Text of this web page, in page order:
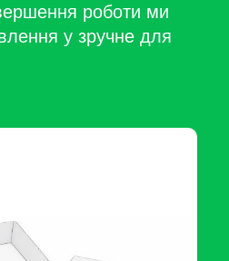
роботи ми
у зручне для